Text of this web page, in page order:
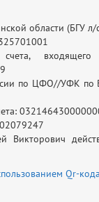
области (БГУ
счета,
по ЦФО//УФК по
Викторович
Qr-кода